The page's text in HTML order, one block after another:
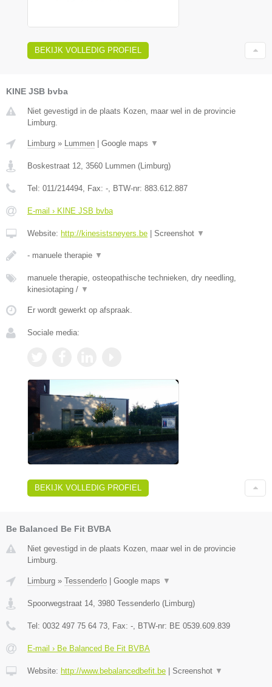
BEKIJK VOLLEDIG PROFIEL
KINE JSB bvba
Niet gevestigd in de plaats Kozen, maar wel in de provincie
Limburg.
Limburg » Lummen Google maps ▼
Boskestraat 12 3560 Lummen ( Limburg)
Tel: 011/214494 , Fax: - , BTW-nr: 883.612.887
E-mail › KINE JSB bvba
Website: http://kinesistsneyers.be Screenshot ▼
- manuele therapie ▼
manuele therapie, osteopathische technieken, dry needling,
kinesiotaping / ▼
Er wordt gewerkt op afspraak.
Sociale media:
BEKIJK VOLLEDIG PROFIEL
Be Balanced Be Fit BVBA
Niet gevestigd in de plaats Kozen, maar wel in de provincie
Limburg.
Limburg » Tessenderlo | Google maps ▼
Spoorwegstraat 14 3980 Tessenderlo (Limburg)
Tel: 0032 497 75 64 73 , Fax: - , BTW-nr: BE 0539.609.839
E-mail › Be Balanced Be Fit BVBA
Website: http://www.bebalancedbefit.be | Screenshot ▼